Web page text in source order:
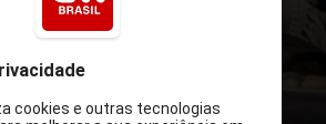
misteriosos assassinatos